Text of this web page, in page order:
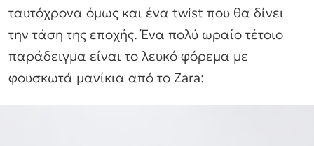
ταυτόχρονα όμως και ένα twist που θα δίνει
την τάση της εποχής. Ένα πολύ ωραίο τέτοιο
παράδειγμα είναι το λευκό φόρεμα με
φουσκωτά μανίκια από το Zara: